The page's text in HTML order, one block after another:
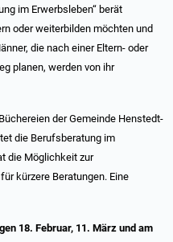
im Erwerbsleben“ berät
oder weiterbilden möchten und
die nach einer Eltern- oder
planen, werden von ihr
der Gemeinde Henstedt-
die Berufsberatung im
die Möglichkeit zur
kürzere Beratungen. Eine
18. Februar, 11. März und am